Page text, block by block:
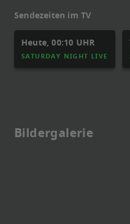
Sendezeiten im TV
Heute, 00:10 UHR
SATURDAY NIGHT LIVE
Bildergalerie